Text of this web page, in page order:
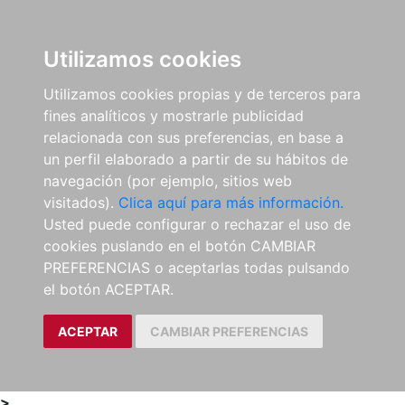
Utilizamos cookies
Utilizamos cookies propias y de terceros para
fines analíticos y mostrarle publicidad
relacionada con sus preferencias, en base a
un perfil elaborado a partir de su hábitos de
navegación (por ejemplo, sitios web
visitados). Clica aquí para más información.
Usted puede configurar o rechazar el uso de
cookies puslando en el botón CAMBIAR
PREFERENCIAS o aceptarlas todas pulsando
el botón ACEPTAR.
ACEPTAR CAMBIAR PREFERENCIAS